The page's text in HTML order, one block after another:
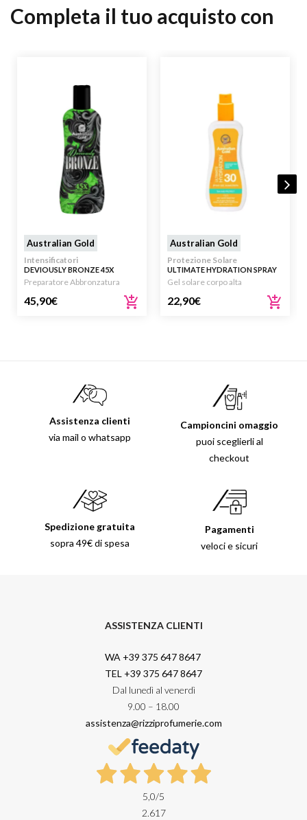
Completa il tuo acquisto con
Australian Gold
Intensificatori
DEVIOUSLY BRONZE 45X
RUTHLESSLY DARK BRONZING
LOTION 250ML
Preparatore Abbronzatura
45,90€
Australian Gold
Protezione Solare
ULTIMATE HYDRATION SPRAY
GEL SUNSCREEN SPF30 237ML
Gel solare corpo alta
22,90€
Assistenza clienti
via mail o whatsapp
Campioncini omaggio
puoi sceglierli al
checkout
Spedizione gratuita
sopra 49€ di spesa
Pagamenti
veloci e sicuri
ASSISTENZA CLIENTI
WA +39 375 647 8647
TEL +39 375 647 8647
Dal lunedì al venerdì
9.00 – 18.00
assistenza@rizziprofumerie.com
5,0/5
2.617